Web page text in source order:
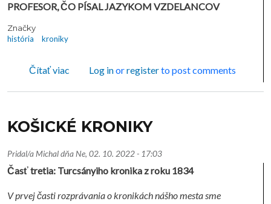
PROFESOR, ČO PÍSAL JAZYKOM VZDELANCOV
Značky
história
kroniky
Čítať viaco KOŠICKÉ KRONIKY
Log inorregisterto post comments
KOŠICKÉ KRONIKY
Pridal/a Michaldňa Ne, 02. 10. 2022 - 17:03
Časť tretia: Turcsányiho kronika z roku 1834
V prvej časti rozprávania o kronikách nášho mesta sme